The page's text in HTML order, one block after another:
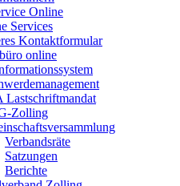
Online
Services
Kontaktformular
online
Lastschriftmandat
Zolling
Verbandsräte
Satzungen
Berichte